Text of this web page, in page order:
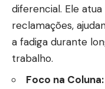
diferencial. Ele
reclamações,
a fadiga durante
trabalho.
Foco na Coluna: